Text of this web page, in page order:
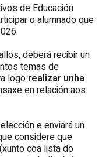
de Educación
o alumnado que
deberá recibir un
temas de
logo realizar unha
en relación aos
e enviará un
considere que
coa lista do